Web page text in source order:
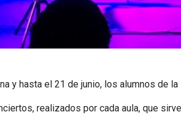
y hasta el 21 de junio, los alumnos de
realizados por cada aula, que